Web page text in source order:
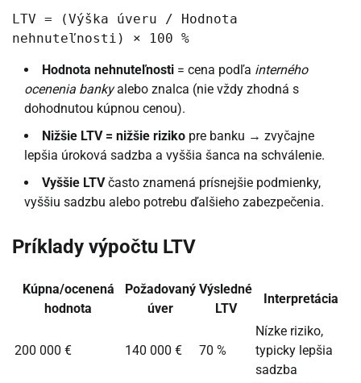
LTV = (Výška úveru / Hodnota
nehnuteľnosti) × 100 %
Hodnota nehnuteľnosti = cena podľa interného
ocenenia bankyalebo znalca (nie vždy zhodná s
dohodnutou kúpnou cenou).
Nižšie LTV = nižšie riziko pre banku → zvyčajne
lepšia úroková sadzba a vyššia šanca na schválenie.
Vyššie LTVčasto znamená prísnejšie podmienky,
vyššiu sadzbu alebo potrebu ďalšieho zabezpečenia.
Príklady výpočtu LTV
Kúpna/ocenená
hodnota
Požadovaný
úver
Výsledné
LTV
Interpretácia
200 000 € 140 000 € 70 %
Nízke riziko,
typicky lepšia
sadzba